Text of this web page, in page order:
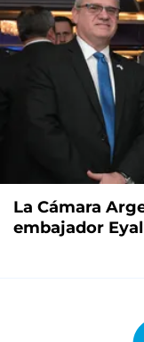
La Cámara
embajador Eyal